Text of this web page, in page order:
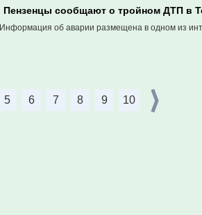
Пензенцы сообщают о тройном ДТП в
Информация об аварии размещена в одном из
5 6 7 8 9 10